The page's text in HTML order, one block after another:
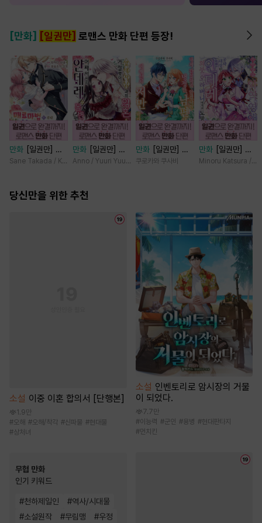
[만화] [일권만] 로맨스 만화 단편 등장!
만화
[일권만] 매
료 마법에 걸린 척
사랑꾼이 되었습니
Sane Takada / Koki Fuyutsuki
만화
[일권만] 왕
태자님과의 약혼을
변했습니다 [단행
Anno / Yuuri Yuudachi
만화
[일권만] 내
게 간섭하지 않겠
쿠로카와 쿠사비
만화
[일권만] 기
억상실 악역 영애
본]
Minoru Katsura /
당신만을 위한 추천
소설 이중 이혼 합의서 [단행본]
1.9만
#오해 #오해/착각 #신파물 #현대물
#상처녀
무협 만화
인기 키워드
#천하제일인 #역사/시대물
#소설원작 #무림맹 #우정
소설 인벤토리로 암시장의 거물
이 되었다.
7.7만
#이능력 #군인 #용병 #현대판타지
#먼치킨